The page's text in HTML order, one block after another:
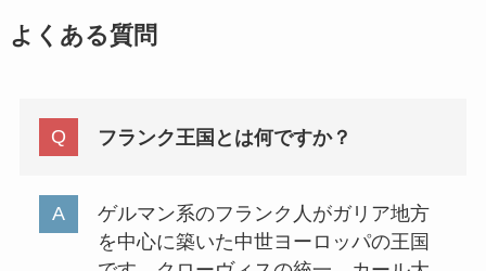
よくある質問
フランク王国とは何ですか？
ゲルマン系のフランク人がガリア地方
を中心に築いた中世ヨーロッパの王国